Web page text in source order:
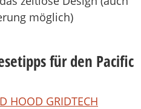
möglich)
für den Pacific
HOOD GRIDTECH